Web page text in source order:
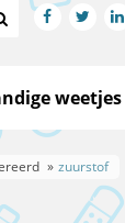
  
weetjes
zuurstof